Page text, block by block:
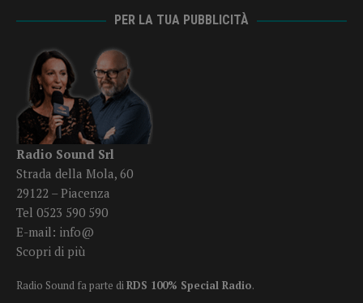
PER LA TUA PUBBLICITÀ
Radio Sound Srl
Strada della Mola, 60
29122 – Piacenza
Tel 0523 590 590
E-mail: info@
Scopri di più
Radio Sound fa parte diRDS 100% Special Radio.